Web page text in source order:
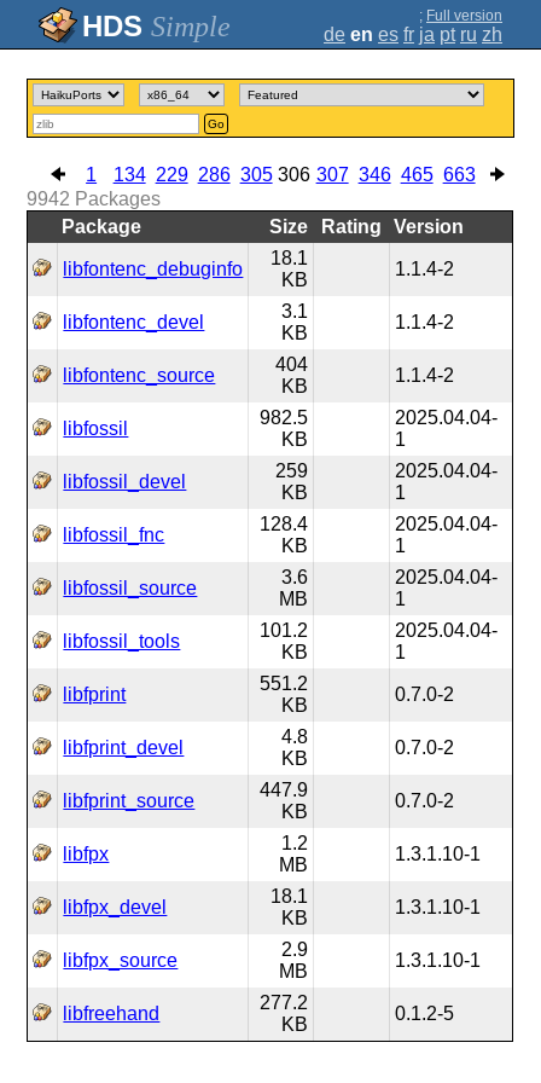
Simple ; Full version
de en es fr ja pt ru zh
Go
1 134 229 286 305 306 307 346 465 663
9942 Packages
Package
Size Rating Version
libfontenc_debuginfo
18.1
KB
1.1.4-2
libfontenc_devel
3.1
KB
1.1.4-2
libfontenc_source
404
KB
1.1.4-2
libfossil
982.5
KB
2025.04.04-
1
libfossil_devel
259
KB
2025.04.04-
1
libfossil_fnc
128.4
KB
2025.04.04-
1
libfossil_source
3.6
MB
2025.04.04-
1
libfossil_tools
101.2
KB
2025.04.04-
1
libfprint
551.2
KB
0.7.0-2
libfprint_devel
4.8
KB
0.7.0-2
libfprint_source
447.9
KB
0.7.0-2
libfpx
1.2
MB
1.3.1.10-1
libfpx_devel
18.1
KB
1.3.1.10-1
libfpx_source
2.9
MB
1.3.1.10-1
libfreehand
277.2
KB
0.1.2-5